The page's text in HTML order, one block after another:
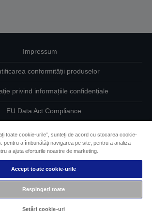
Impressum
conformității produselor
privind informațiile confidențiale
EU Data Act Compliance
despre modulele cookie
Epson pe linie de accesibilitate
de autor © 2026 Seiko Epson
toate cookie-urile”, sunteți de acord cu stocarea cookie-
pentru a îmbunătăți navigarea pe site, pentru a analiza
a ajuta eforturile noastre de marketing.
Accept toate cookie-urile
Respingeți toate
Setări cookie-uri